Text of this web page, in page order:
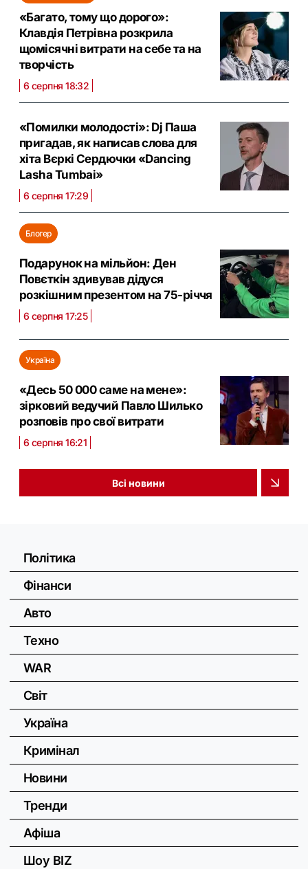
«Багато, тому що дорого»:
Клавдія Петрівна розкрила
щомісячні витрати на себе та на
творчість
6 серпня 18:32
«Помилки молодості»: Dj Паша
пригадав, як написав слова для
хіта Вєркі Сердючки «Dancing
Lasha Tumbai»
6 серпня 17:29
Блогер
Подарунок на мільйон: Ден
Повєткін здивував дідуся
розкішним презентом на 75-річчя
6 серпня 17:25
Україна
«Десь 50 000 саме на мене»:
зірковий ведучий Павло Шилько
розповів про свої витрати
6 серпня 16:21
Всі новини
Політика
Фінанси
Авто
Техно
WAR
Світ
Україна
Кримінал
Новини
Тренди
Афіша
Шоу BIZ